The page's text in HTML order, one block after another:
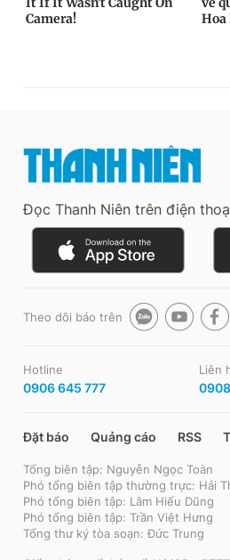
Đọc Thanh Niên trên điện
Theo dõi báo trên
Hotline
0906 645 777
Liên
Đặt báo Quảng cáo RSS
Tổng biên tập: Nguyễn Ngọc Toàn
Phó tổng biên tập thường trực: Hải
Phó tổng biên tập: Lâm Hiếu Dũng
Phó tổng biên tập: Trần Việt Hưng
Tổng thư ký tòa soạn: Đức Trung